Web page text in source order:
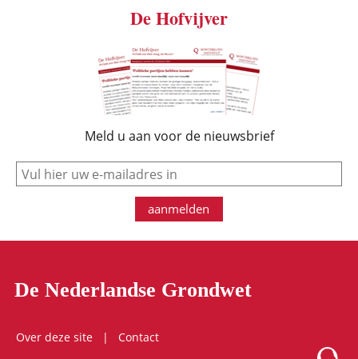
De Hofvijver
Meld u aan voor de nieuwsbrief
e-mail
aanmelden
De Nederlandse Grondwet
Over deze site
Contact
Logo